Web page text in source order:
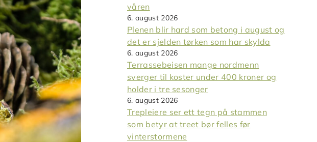
våren
6. august 2026
Plenen blir hard som betong i august og
det er sjelden tørken som har skylda
6. august 2026
Terrassebeisen mange nordmenn
sverger til koster under 400 kroner og
holder i tre sesonger
6. august 2026
Trepleiere ser ett tegn på stammen
som betyr at treet bør felles før
vinterstormene